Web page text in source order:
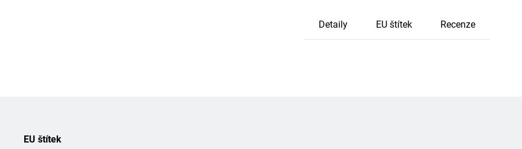
Detaily EU štítek Recenze
EU štítek